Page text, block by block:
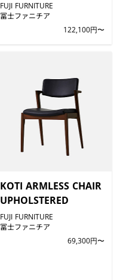
FUJI FURNITURE
冨士ファニチア
122,100円〜
KOTI ARMLESS CHAIR
UPHOLSTERED
FUJI FURNITURE
冨士ファニチア
69,300円〜